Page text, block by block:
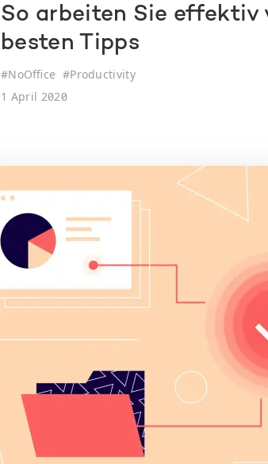
So arbeiten Sie effektiv
besten Tipps
#NoOffice #Productivity
1 April 2020